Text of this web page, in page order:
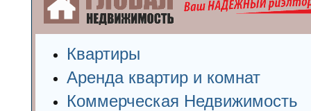
Квартиры
Аренда квартир и комнат
Коммерческая Недвижимость